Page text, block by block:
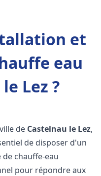
et
eau
Lez ?
de Castelnau le Lez,
de disposer d'un
de chauffe-eau
pour répondre aux